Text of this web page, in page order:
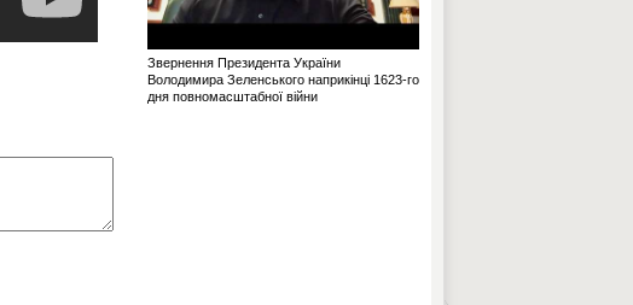
Звернення Президента України
Володимира Зеленського наприкінці 1623-го
дня повномасштабної війни